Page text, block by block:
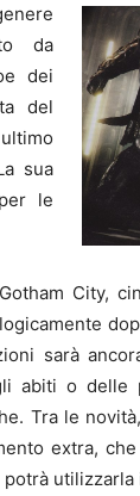
da
dei
del
sua
le
Gotham City,
sarà
abiti o
Tra le
extra,